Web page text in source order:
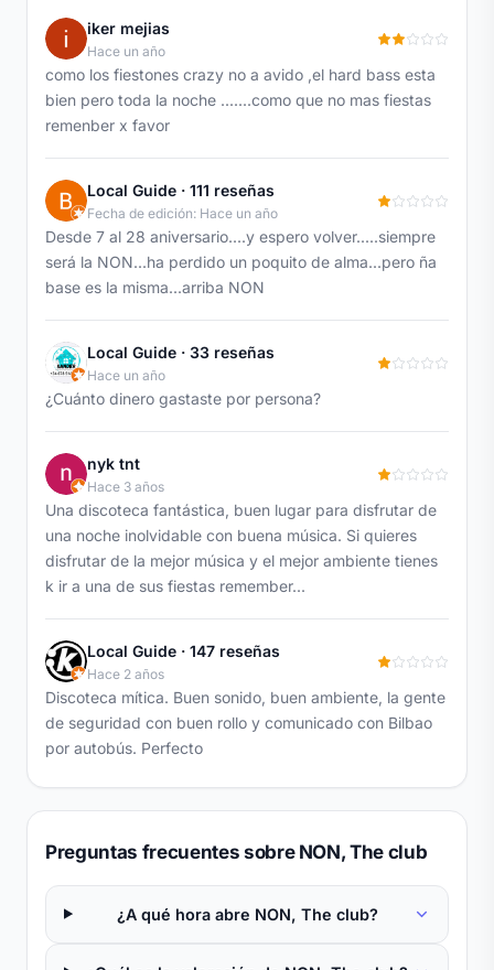
iker mejias
Hace un año
como los fiestones crazy no a avido ,el hard bass esta
bien pero toda la noche .......como que no mas fiestas
remenber x favor
Local Guide · 111 reseñas
Fecha de edición: Hace un año
Desde 7 al 28 aniversario....y espero volver.....siempre
será la NON...ha perdido un poquito de alma...pero ña
base es la misma...arriba NON
Local Guide · 33 reseñas
Hace un año
¿Cuánto dinero gastaste por persona?
nyk tnt
Hace 3 años
Una discoteca fantástica, buen lugar para disfrutar de
una noche inolvidable con buena música. Si quieres
disfrutar de la mejor música y el mejor ambiente tienes
k ir a una de sus fiestas remember...
Local Guide · 147 reseñas
Hace 2 años
Discoteca mítica. Buen sonido, buen ambiente, la gente
de seguridad con buen rollo y comunicado con Bilbao
por autobús. Perfecto
Preguntas frecuentes sobre NON, The club
¿A qué hora abre NON, The club?